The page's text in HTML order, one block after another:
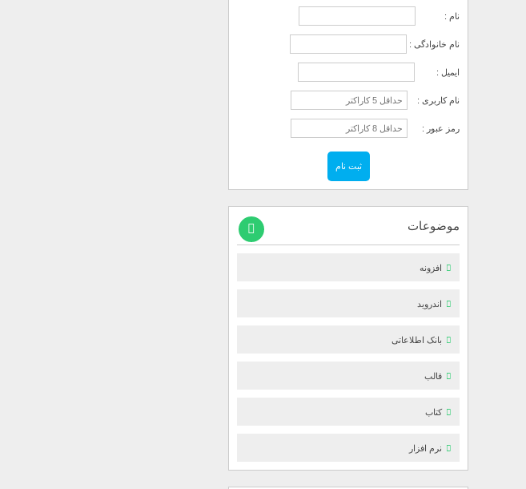
نام :
نام خانوادگی :
ایمیل :
نام کاربری :
رمز عبور :
موضوعات
افزونه
اندروید
بانک اطلاعاتی
قالب
کتاب
نرم افزار